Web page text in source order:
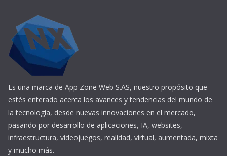
Es una marca de App Zone Web S.AS, nuestro propósito que
estés enterado acerca los avances y tendencias del mundo de
la tecnología, desde nuevas innovaciones en el mercado,
pasando por desarrollo de aplicaciones, IA, websites,
infraestructura, videojuegos, realidad, virtual, aumentada, mixta
y mucho más.